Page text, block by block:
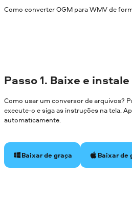
Como converter OGM para WMV de
Passo 1. Baixe e
Como usar um conversor de arquivos?
execute-o e siga as instruções na tela.
automaticamente.
Baixar de graça Baixar de